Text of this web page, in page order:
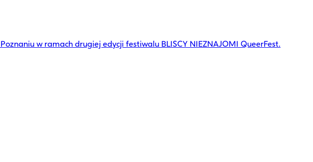
w ramach drugiej edycji festiwalu BLISCY NIEZNAJOMI QueerFest.